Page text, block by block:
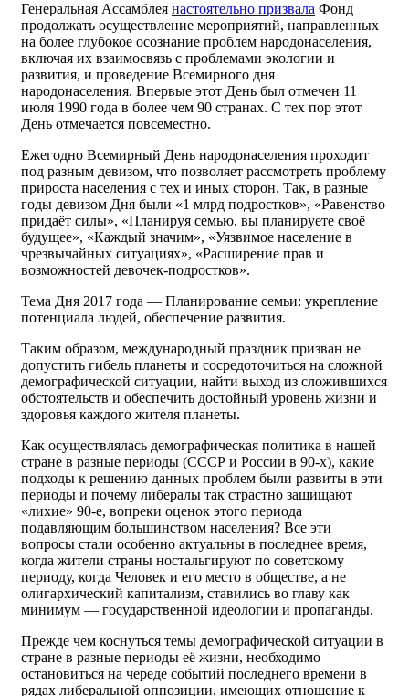
Генеральная Ассамблея настоятельно призвала Фонд
продолжать осуществление мероприятий, направленных
на более глубокое осознание проблем народонаселения,
включая их взаимосвязь с проблемами экологии и
развития, и проведение Всемирного дня
народонаселения. Впервые этот День был отмечен 11
июля 1990 года в более чем 90 странах. С тех пор этот
День отмечается повсеместно.
Ежегодно Всемирный День народонаселения проходит
под разным девизом, что позволяет рассмотреть проблему
прироста населения с тех и иных сторон. Так, в разные
годы девизом Дня были «1 млрд подростков», «Равенство
придаёт силы», «Планируя семью, вы планируете своё
будущее», «Каждый значим», «Уязвимое население в
чрезвычайных ситуациях», «Расширение прав и
возможностей девочек-подростков».
Тема Дня 2017 года — Планирование семьи: укрепление
потенциала людей, обеспечение развития.
Таким образом, международный праздник призван не
допустить гибель планеты и сосредоточиться на сложной
демографической ситуации, найти выход из сложившихся
обстоятельств и обеспечить достойный уровень жизни и
здоровья каждого жителя планеты.
Как осуществлялась демографическая политика в нашей
стране в разные периоды (СССР и России в 90-х), какие
подходы к решению данных проблем были развиты в эти
периоды и почему либералы так страстно защищают
«лихие» 90-е, вопреки оценок этого периода
подавляющим большинством населения? Все эти
вопросы стали особенно актуальны в последнее время,
когда жители страны ностальгируют по советскому
периоду, когда Человек и его место в обществе, а не
олигархический капитализм, ставились во главу как
минимум — государственной идеологии и пропаганды.
Прежде чем коснуться темы демографической ситуации в
стране в разные периоды её жизни, необходимо
остановиться на череде событий последнего времени в
рядах либеральной оппозиции, имеющих отношение к